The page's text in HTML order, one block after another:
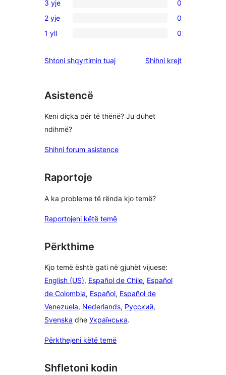
me
5
yje
shqyrtime
me
4
0
shqyrtime
me
yje
3 yje 0
0
shqyrtime
2
2 yje 0
0
me
yje
1 yll 0
Shtoni shqyrtimin tuaj Shihni krejtshqyrtimet
Asistencë
Keni diçka për të thënë? Ju duhet
ndihmë?
Shihni forum asistence
Raportoje
A ka probleme të rënda kjo temë?
Raportojeni këtë temë
Përkthime
Kjo temë është gati në gjuhët vijuese:
English (US), Español de Chile, Español
de Colombia, Español, Español de
Venezuela, Nederlands, Русский,
Svenska dhe Українська.
Përkthejeni këtë temë
Shfletoni kodin